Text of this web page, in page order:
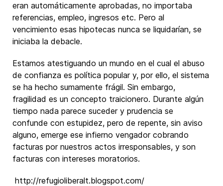
eran automáticamente aprobadas, no importaba
referencias, empleo, ingresos etc. Pero al
vencimiento esas hipotecas nunca se liquidarían, se
iniciaba la debacle.
Estamos atestiguando un mundo en el cual el abuso
de confianza es política popular y, por ello, el sistema
se ha hecho sumamente frágil. Sin embargo,
fragilidad es un concepto traicionero. Durante algún
tiempo nada parece suceder y prudencia se
confunde con estupidez, pero de repente, sin aviso
alguno, emerge ese infierno vengador cobrando
facturas por nuestros actos irresponsables, y son
facturas con intereses moratorios.
http://refugioliberalt.blogspot.com/